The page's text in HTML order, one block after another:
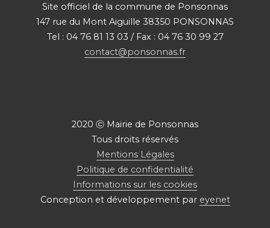
Site officiel de la commune de Ponsonnas
147 rue du Mont Aiguille 38350 PONSONNAS
Tel : 04 76 81 13 03 / Fax : 04 76 30 99 27
contact@ponsonnas.fr
2020 ⓒ Mairie de Ponsonnas
Tous droits réservés
Mentions Légales
Politique de confidentialité
Informations sur les cookies
Conception et développement par eyenet